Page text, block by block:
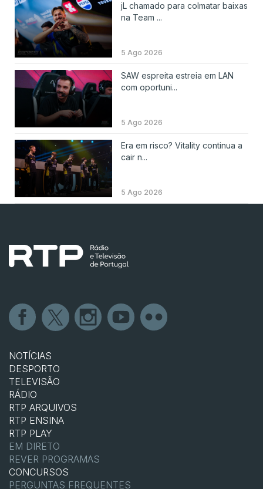
jL chamado para colmatar baixas
na Team ...
5 Ago 2026
SAW espreita estreia em LAN
com oportuni...
5 Ago 2026
Era em risco? Vitality continua a
cair n...
5 Ago 2026
NOTÍCIAS
DESPORTO
TELEVISÃO
RÁDIO
RTP ARQUIVOS
RTP ENSINA
RTP PLAY
EM DIRETO
REVER PROGRAMAS
CONCURSOS
PERGUNTAS FREQUENTES